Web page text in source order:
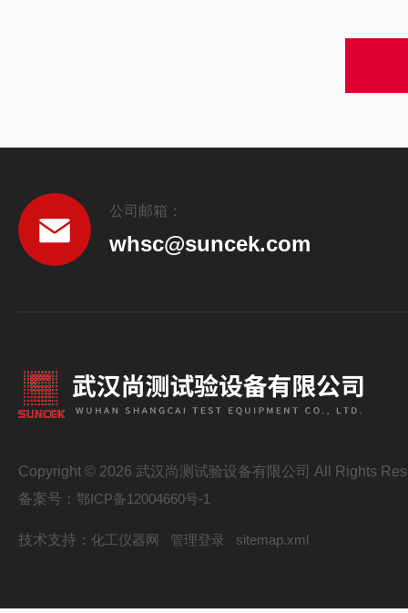
公司邮箱：
whsc@suncek.com
Copyright © 2026 武汉尚测试验设备有限公司 All Rights
备案号： 鄂ICP备12004660号-1
技术支持： 化工仪器网 管理登录 sitemap.xml